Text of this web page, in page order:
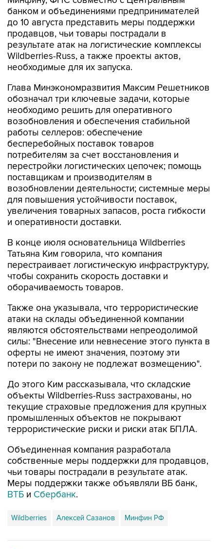
банком и объединениями предпринимателей
до 10 августа представить меры поддержки
продавцов, чьи товары пострадали в
результате атак на логистические комплексы
Wildberries-Russ, а также проекты актов,
необходимые для их запуска.
Глава Минэкономразвития Максим Решетников
обозначал три ключевые задачи, которые
необходимо решить для оперативного
возобновления и обеспечения стабильной
работы селлеров: обеспечение
бесперебойных поставок товаров
потребителям за счет восстановления и
перестройки логистических цепочек; помощь
поставщикам и производителям в
возобновлении деятельности; системные меры
для повышения устойчивости поставок,
увеличения товарных запасов, роста гибкости
и оперативности доставки.
В конце июля основательница Wildberries
Татьяна Ким говорила, что компания
перестраивает логистическую инфраструктуру,
чтобы сохранить скорость доставки и
оборачиваемость товаров.
Также она указывала, что террористические
атаки на склады объединенной компании
являются обстоятельствами непреодолимой
силы: "Внесение или невнесение этого пункта в
оферты не имеют значения, поэтому эти
потери по закону не подлежат возмещению".
До этого Ким рассказывала, что складские
объекты Wildberries-Russ застрахованы, но
текущие страховые предложения для крупных
промышленных объектов не покрывают
террористические риски и риски атак БПЛА.
Объединенная компания разработала
собственные меры поддержки для продавцов,
чьи товары пострадали в результате атак.
Меры поддержки также объявляли ВБ банк,
ВТБ и Сбербанк.
Wildberries Алексей Сазанов Минфин РФ